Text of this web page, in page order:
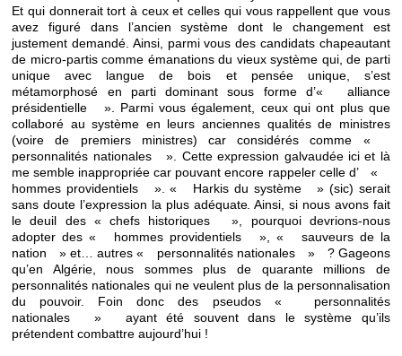
Et qui donnerait tort à ceux et celles qui vous rappellent que vous
avez figuré dans l’ancien système dont le changement est
justement demandé. Ainsi, parmi vous des candidats chapeautant
de micro-partis comme émanations du vieux système qui, de parti
unique avec langue de bois et pensée unique, s’est
métamorphosé en parti dominant sous forme d’« alliance
présidentielle ». Parmi vous également, ceux qui ont plus que
collaboré au système en leurs anciennes qualités de ministres
(voire de premiers ministres) car considérés comme «
personnalités nationales ». Cette expression galvaudée ici et là
me semble inappropriée car pouvant encore rappeler celle d’ «
hommes providentiels ». « Harkis du système » (sic) serait
sans doute l’expression la plus adéquate. Ainsi, si nous avons fait
le deuil des « chefs historiques », pourquoi devrions-nous
adopter des « hommes providentiels », « sauveurs de la
nation » et… autres « personnalités nationales » ? Gageons
qu’en Algérie, nous sommes plus de quarante millions de
personnalités nationales qui ne veulent plus de la personnalisation
du pouvoir. Foin donc des pseudos « personnalités
nationales » ayant été souvent dans le système qu’ils
prétendent combattre aujourd’hui !